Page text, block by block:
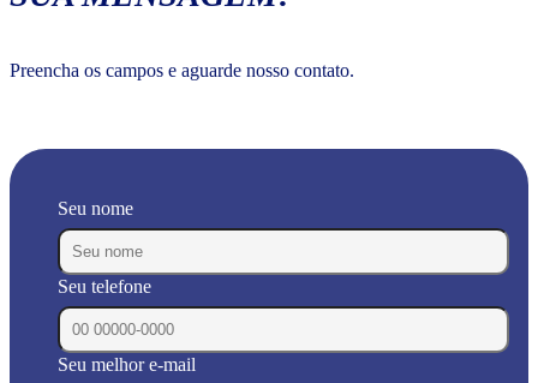
Preencha os campos e aguarde nosso contato.
Seu nome
Seu telefone
Seu melhor e-mail